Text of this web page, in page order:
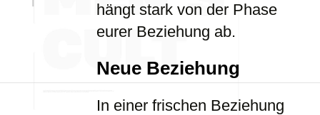
hängt stark von der Phase
eurer Beziehung ab.
Neue Beziehung
In einer frischen Beziehung